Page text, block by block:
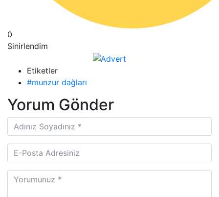
0
Sinirlendim
Etiketler
#munzur dağları
Yorum Gönder